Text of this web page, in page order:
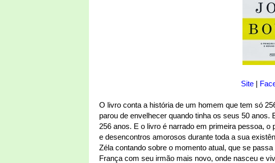
Site|
O livro conta a história de um homem que tem só
parou de envelhecer quando tinha os seus 50
256 anos. E o livro é narrado em primeira pessoa,
e desencontros amorosos durante toda a sua
Zéla contando sobre o momento atual, que se
França com seu irmão mais novo, onde nasceu e